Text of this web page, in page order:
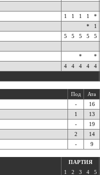
1 1 1 1 *
* 1
5 5 5 5 5
* *
4 4 4 4 4
Под Ата
- 16
1 13
- 19
2 14
- 9
ПАРТИЯ
1
2 3 4 5